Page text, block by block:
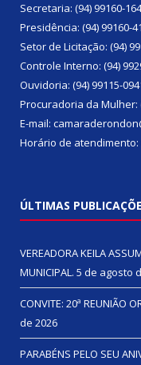
Secretaria: (94) 99160-
Presidência: (94) 99160-
Setor de Licitação: (94)
Controle Interno: (94)
Ouvidoria: (94) 99115-
Procuradoria da Mulher:
E-mail:
Horário de atendimento:
ÚLTIMAS
VEREADORA KEILA
MUNICIPAL. 5 de agosto
CONVITE: 20ª REUNIÃO
de 2026
PARABÉNS PELO SEU